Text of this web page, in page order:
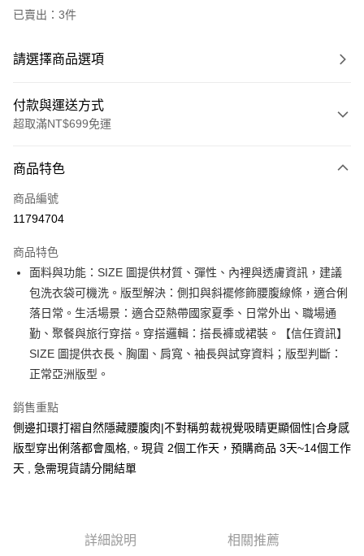
已賣出：3件
請選擇商品選項
付款與運送方式
超取滿NT$699免運
信用卡一次付款
超商取貨付款
Apple Pay
街口支付
悠遊付
Google Pay
大哥付你分期
相關說明
流程，驗證手機門號後，選擇欲分期的期數、繳款截止日，確認付款後即完
【關於「AFTEE先享後付」】
商品特色
商品編號
11794704
商品特色
面料與功能：SIZE 圖提供材質、彈性、內裡與透膚資訊，建議
包洗衣袋可機洗。版型解決：側扣與斜襬修飾腰腹線條，適合俐
落日常。生活場景：適合亞熱帶國家夏季、日常外出、職場通
勤、聚餐與旅行穿搭。穿搭邏輯：搭長褲或裙裝。【信任資訊】
SIZE 圖提供衣長、胸圍、肩寬、袖長與試穿資料；版型判斷：
正常亞洲版型。
銷售重點
側邊扣環打褶自然隱藏腰腹肉|不對稱剪裁視覺吸睛更顯個性|合身感
版型穿出俐落都會風格,。現貨 2個工作天，預購商品 3天~14個工作
天 , 急需現貨請分開結單
詳細說明 相關推薦